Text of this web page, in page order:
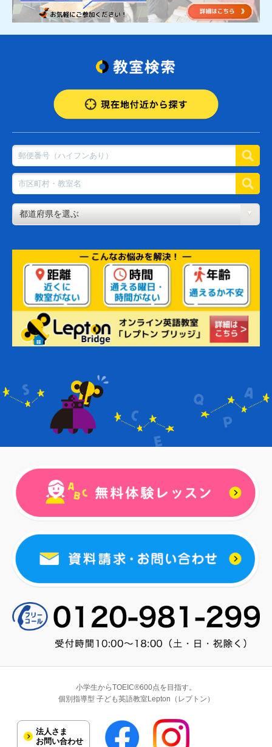
小学生からTOEIC®600点を目指す。
個別指導型 子ども英語教室Lepton（レプトン）
法人さま
お問い合わせ